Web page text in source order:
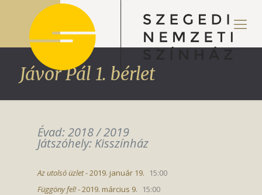
Jávor Pál 1. bérlet
Évad: 2018 / 2019
Játszóhely: Kisszínház
Az utolsó üzlet- 2019. január 19.
15:00
Függöny fel!- 2019. március 9.
15:00